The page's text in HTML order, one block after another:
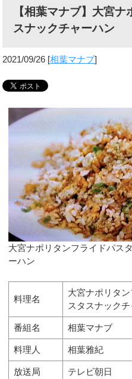
【相葉マナブ】大宮
スナックチャーハン
2021/09/26 [相葉マナブ]
大宮ナポリタンフライドパス
ーハン
料理名
大宮ナポリタ
スタスナック
番組名 相葉マナブ
料理人 相葉雅紀
放送局 テレビ朝日